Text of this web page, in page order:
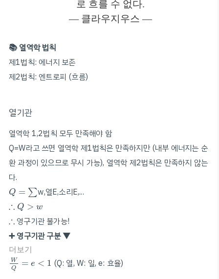
로 흐를 수 없다.
— 클라우지우스 —
📚 열역학 법칙
제1법칙: 에너지 보존
제2법칙: 엔트로피 (흐름)
열기관
열역학 1,2법칙 모두 만족해야 함
Q=W라고 쓰면 열역학 제1법칙은 만족하지만 (내부 에너지는 순
환 과정이 있으므로 무시 가능), 열역학 제2법칙은 만족하지 않는
다.
Q = ∑
Q= w,열E,소리E,...
∴ Q > w
∴Q >w
∴∴영구기관 불가능!
➕ 영구기관 구분 ▼
더보기
W
Q
= e < 1
WQ= e 1 (Q: 열, W: 일, e: 효율)